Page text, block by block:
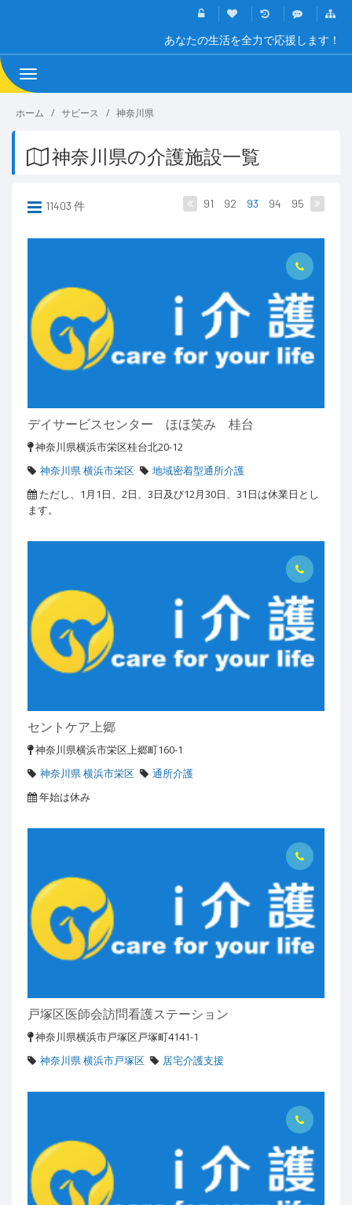
あなたの生活を全力で応援します！
Toggle
navigation
ホーム サビース 神奈川県
神奈川県の介護施設一覧
11403 件 91 92 93 94 95
デイサービスセンター ほほ笑み 桂台
神奈川県横浜市栄区桂台北20-12
神奈川県 横浜市栄区
地域密着型通所介護
ただし、1月1日、2日、3日及び12月30日、31日は休業日とし
ます。
セントケア上郷
神奈川県横浜市栄区上郷町160-1
神奈川県 横浜市栄区
通所介護
年始は休み
戸塚区医師会訪問看護ステーション
神奈川県横浜市戸塚区戸塚町4141-1
神奈川県 横浜市戸塚区
居宅介護支援